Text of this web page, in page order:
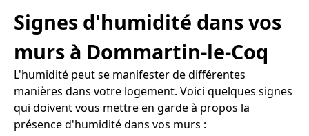
Signes d'humidité dans vos
murs à Dommartin-le-Coq
L'humidité peut se manifester de différentes
manières dans votre logement. Voici quelques signes
qui doivent vous mettre en garde à propos la
présence d'humidité dans vos murs :